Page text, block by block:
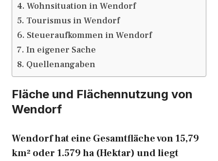
Wohnsituation in Wendorf
Tourismus in Wendorf
Steueraufkommen in Wendorf
In eigener Sache
Quellenangaben
Fläche und Flächennutzung von
Wendorf
Wendorf hat eine Gesamtfläche von 15,79
km² oder 1.579 ha (Hektar) und liegt